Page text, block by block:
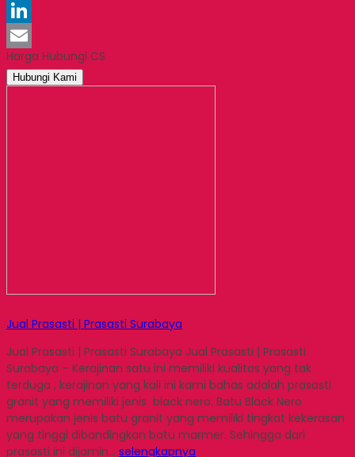
Pinterest
LinkedIn
Email
Harga Hubungi CS
Hubungi Kami
Jual Prasasti | Prasasti Surabaya
Jual Prasasti | Prasasti Surabaya Jual Prasasti | Prasasti
Surabaya – Kerajinan satu ini memiliki kualitas yang tak
terduga , kerajinan yang kali ini kami bahas adalah prasasti
granit yang memiliki jenis black nero. Batu Black Nero
merupakan jenis batu granit yang memiliki tingkat kekerasan
yang tinggi dibandingkan batu marmer. Sehingga dari
prasasti ini dijamin… selengkapnya